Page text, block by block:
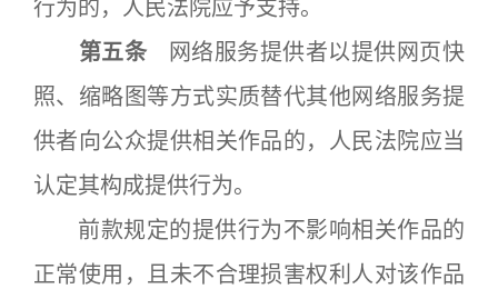
行为的，人民法院应予支持。
第五条 网络服务提供者以提供网页快
照、缩略图等方式实质替代其他网络服务提
供者向公众提供相关作品的，人民法院应当
认定其构成提供行为。
前款规定的提供行为不影响相关作品的
正常使用，且未不合理损害权利人对该作品